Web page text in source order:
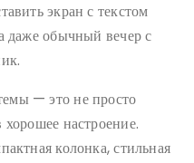
экран с текстом
даже обычный вечер с
— это не просто
настроение.
колонка, стильная